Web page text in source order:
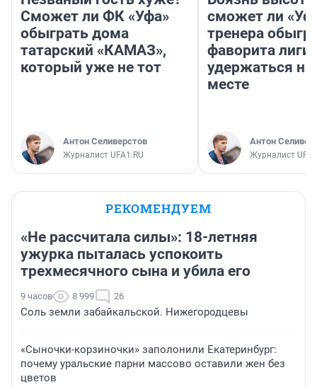
Сможет ли ФК «Уфа»
обыграть дома
татарский «КАМАЗ»,
который уже не тот
Антон Селиверстов
Журналист UFA1.RU
сможет ли
тренера
фаворита лиги
удержаться
месте
Антон
Журналист
РЕКОМЕНДУЕМ
«Не рассчитала силы»: 18-летняя
ужурка пыталась успокоить
трехмесячного сына и убила его
9 часов 8 999 26
Соль земли забайкальской. Нижегородцевы
«Сыночки-корзиночки» заполонили Екатеринбург:
почему уральские парни массово оставили жен без
цветов